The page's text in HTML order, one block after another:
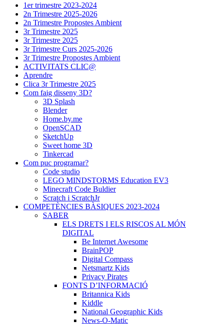
1er trimestre 2023-2024
2n Trimestre 2025-2026
2n Trimestre Propostes Ambient
3r Trimestre 2025
3r Trimestre 2025
3r Trimestre Curs 2025-2026
3r Trimestre Propostes Ambient
ACTIVITATS CLIC@
Aprendre
Clica 3r Trimestre 2025
Com faig disseny 3D?
3D Splash
Blender
Home.by.me
OpenSCAD
SketchUp
Sweet home 3D
Tinkercad
Com puc programar?
Code studio
LEGO MINDSTORMS Education EV3
Minecraft Code Buldier
Scratch i ScratchJr
COMPETÈNCIES BÀSIQUES 2023-2024
SABER
ELS DRETS I ELS RISCOS AL MÓN
DIGITAL
Be Internet Awesome
BrainPOP
Digital Compass
Netsmartz Kids
Privacy Pirates
FONTS D’INFORMACIÓ
Britannica Kids
Kiddle
National Geographic Kids
News-O-Matic